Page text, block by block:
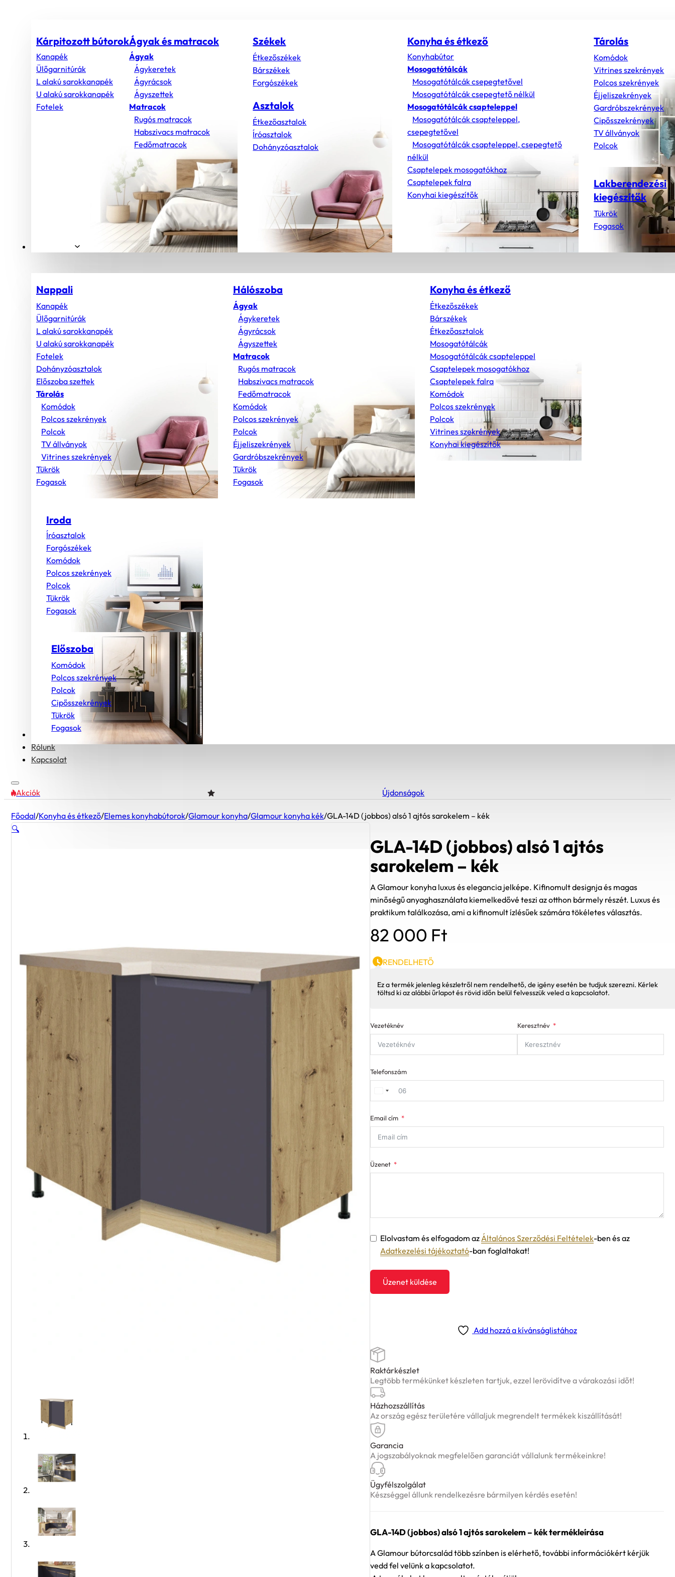
Kárpitozott bútorok
Kanapék
Ülőgarnitúrák
L alakú sarokkanapék
U alakú sarokkanapék
Fotelek
Ágyak és matracok
Ágyak
Ágykeretek
Ágyrácsok
Ágyszettek
Matracok
Rugós matracok
Habszivacs matracok
Fedőmatracok
Székek
Étkezőszékek
Bárszékek
Forgószékek
Asztalok
Étkezőasztalok
Íróasztalok
Dohányzóasztalok
Konyha és étkező
Konyhabútor
Mosogatótálcák
Mosogatótálcák csepegtetővel
Mosogatótálcák csepegtető nélkül
Mosogatótálcák csapteleppel
Mosogatótálcák csapteleppel,
csepegtetővel
Mosogatótálcák csapteleppel, csepegtető
nélkül
Csaptelepek mosogatókhoz
Csaptelepek falra
Konyhai kiegészítők
Tárolás
Komódok
Vitrines szekrények
Polcos szekrények
Éjjeliszekrények
Gardróbszekrények
Cipősszekrények
TV állványok
Polcok
Lakberendezési
kiegészítők
Tükrök
Fogasok
Nappali
Kanapék
Ülőgarnitúrák
L alakú sarokkanapék
U alakú sarokkanapék
Fotelek
Dohányzóasztalok
Előszoba szettek
Tárolás
Komódok
Polcos szekrények
Polcok
TV állványok
Vitrines szekrények
Tükrök
Fogasok
Hálószoba
Ágyak
Ágykeretek
Ágyrácsok
Ágyszettek
Matracok
Rugós matracok
Habszivacs matracok
Fedőmatracok
Komódok
Polcos szekrények
Polcok
Éjjeliszekrények
Gardróbszekrények
Tükrök
Fogasok
Konyha és étkező
Étkezőszékek
Bárszékek
Étkezőasztalok
Mosogatótálcák
Mosogatótálcák csapteleppel
Csaptelepek mosogatókhoz
Csaptelepek falra
Komódok
Polcos szekrények
Polcok
Vitrines szekrények
Konyhai kiegészítők
Iroda
Íróasztalok
Forgószékek
Komódok
Polcos szekrények
Polcok
Tükrök
Fogasok
Előszoba
Komódok
Polcos szekrények
Polcok
Cipősszekrények
Tükrök
Fogasok
Bútorcsaládok
Rólunk
Kapcsolat
Akciók Újdonságok
Főodal/Konyha és étkező/Elemes konyhabútorok/Glamour konyha/Glamour konyha kék/GLA-14D (jobbos) alsó 1 ajtós sarokelem – kék
🔍
GLA-14D (jobbos) alsó 1 ajtós
sarokelem – kék
A Glamour konyha luxus és elegancia jelképe. Kifinomult designja és magas
minőségű anyaghasználata kiemelkedővé teszi az otthon bármely részét. Luxus és
praktikum találkozása, ami a kifinomult ízlésűek számára tökéletes választás.
82 000 Ft
RENDELHETŐ
Ez a termék jelenleg készletről nem rendelhető, de igény esetén be tudjuk szerezni. Kérlek
töltsd ki az alábbi űrlapot és rövid időn belül felvesszük veled a kapcsolatot.
Vezetéknév Keresztnév
Telefonszám
Email cím
Üzenet
Elolvastam és elfogadom az Általános Szerződési Feltételek-ben és az
Adatkezelési tájékoztató-ban foglaltakat!
Üzenet küldése
Add hozzá a kívánságlistához
Raktárkészlet
Legtöbb termékünket készleten tartjuk, ezzel lerövidítve a várakozási időt!
Házhozszállítás
Az ország egész területére vállaljuk megrendelt termékek kiszállítását!
Garancia
A jogszabályoknak megfelelően garanciát vállalunk termékeinkre!
Ügyfélszolgálat
Készséggel állunk rendelkezésre bármilyen kérdés esetén!
GLA-14D (jobbos) alsó 1 ajtós sarokelem – kék termékleírása
A Glamour bútorcsalád több színben is elérhető, további információkért kérjük
vedd fel velünk a kapcsolatot.